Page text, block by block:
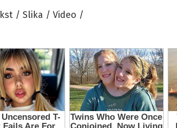
/ Slika / Video /